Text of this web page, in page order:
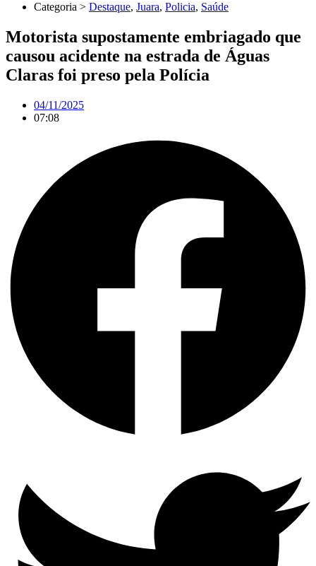
Categoria > Destaque, Juara, Policia, Saúde
Motorista supostamente embriagado que
causou acidente na estrada de Águas
Claras foi preso pela Polícia
04/11/2025
07:08